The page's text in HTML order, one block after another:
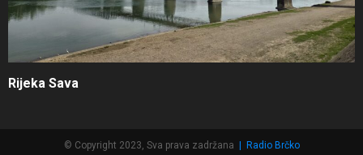
Rijeka Sava
© Copyright 2023, Sva prava zadržana Radio Brčko